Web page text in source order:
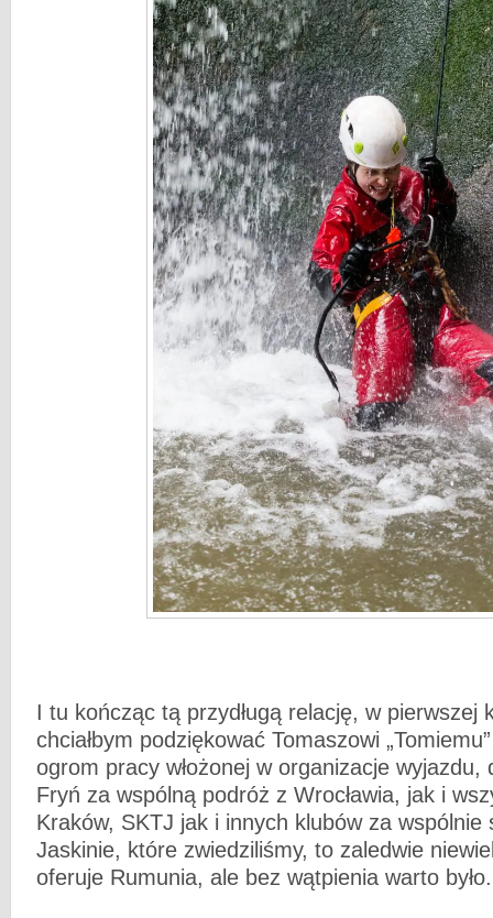
I tu kończąc tą przydługą relację, w pierwszej
chciałbym podziękować Tomaszowi
ogrom pracy włożonej w organizacje wyjazdu,
Fryń za wspólną podróż z Wrocławia, jak i
Kraków, SKTJ jak i innych klubów za wspólnie
Jaskinie, które zwiedziliśmy, to zaledwie
oferuje Rumunia, ale bez wątpienia warto było.